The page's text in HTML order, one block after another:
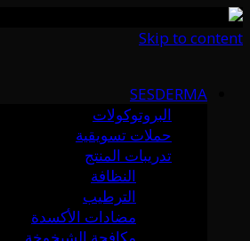
Skip to content
SESDERMA
البروتوكولات
حملات تسويقية
تدريبات المنتج
النظافة
الترطيب
مضادات الأكسدة